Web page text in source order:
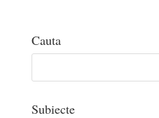
Cauta
Subiecte